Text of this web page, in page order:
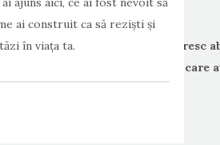
ai construit ca să reziști și
în viața ta.
pentru că le este bine. Se opresc
nu mai pot susține ritmul în care